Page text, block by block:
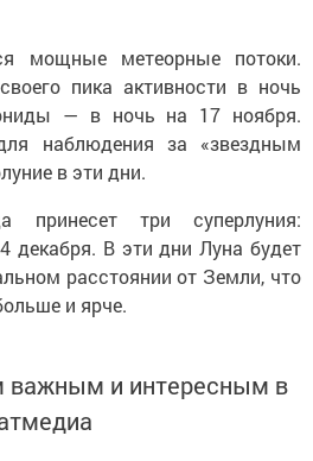
мощные метеорные потоки.
пика активности в ночь
— в ночь на 17 ноября.
наблюдения за «звездным
в эти дни.
три суперлуния:
декабря. В эти дни Луна будет
расстоянии от Земли, что
и ярче.
важным и интересным в